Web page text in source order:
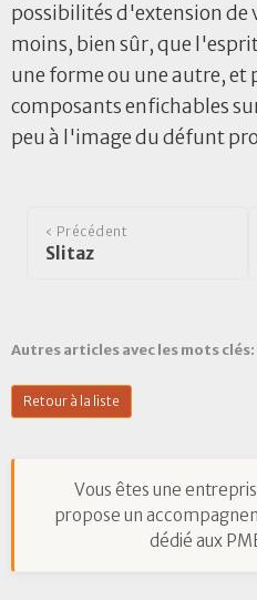
possibilités d'extension de
moins, bien sûr, que
une forme ou une autre, et
composants enfichables
peu à l'image du défunt
‹ Précédent
Slitaz
Autres articles avec les mots clés:
Retour à la liste
Vous êtes une
propose un
dédié aux